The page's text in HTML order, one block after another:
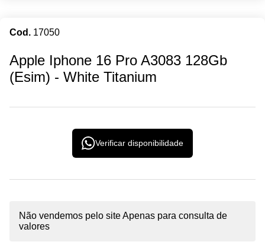
Cod. 17050
Apple Iphone 16 Pro A3083 128Gb
(Esim) - White Titanium
Verificar disponibilidade
Não vendemos pelo site Apenas para consulta de
valores